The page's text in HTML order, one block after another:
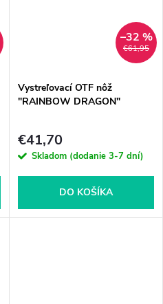
€61,95
–32 %
Vystreľovací OTF nôž
"RAINBOW DRAGON"
€41,70
Skladom (dodanie 3-7 dní)
DO KOŠÍKA